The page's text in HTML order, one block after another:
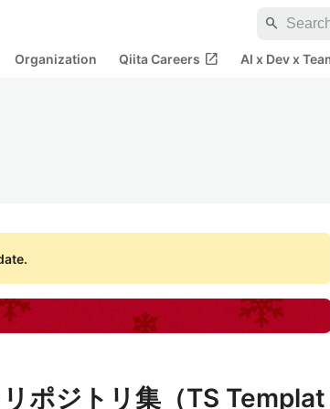
search
Organization Qiita Careers open_in_new AI x Dev x
ポジトリ集（TS Templat